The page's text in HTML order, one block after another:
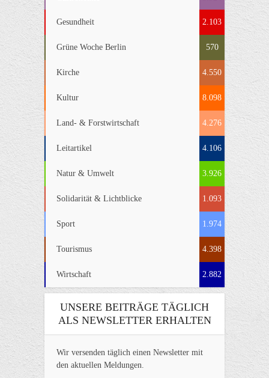
Gesundheit 2.103
Grüne Woche Berlin 570
Kirche 4.550
Kultur 8.098
Land- & Forstwirtschaft 4.276
Leitartikel 4.106
Natur & Umwelt 3.926
Solidarität & Lichtblicke 1.093
Sport 1.974
Tourismus 4.398
Wirtschaft 2.882
UNSERE BEITRÄGE TÄGLICH
ALS NEWSLETTER ERHALTEN
Wir versenden täglich einen Newsletter mit
den aktuellen Meldungen.